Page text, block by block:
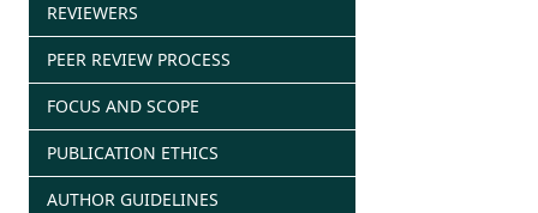
REVIEWERS
PEER REVIEW PROCESS
FOCUS AND SCOPE
PUBLICATION ETHICS
AUTHOR GUIDELINES